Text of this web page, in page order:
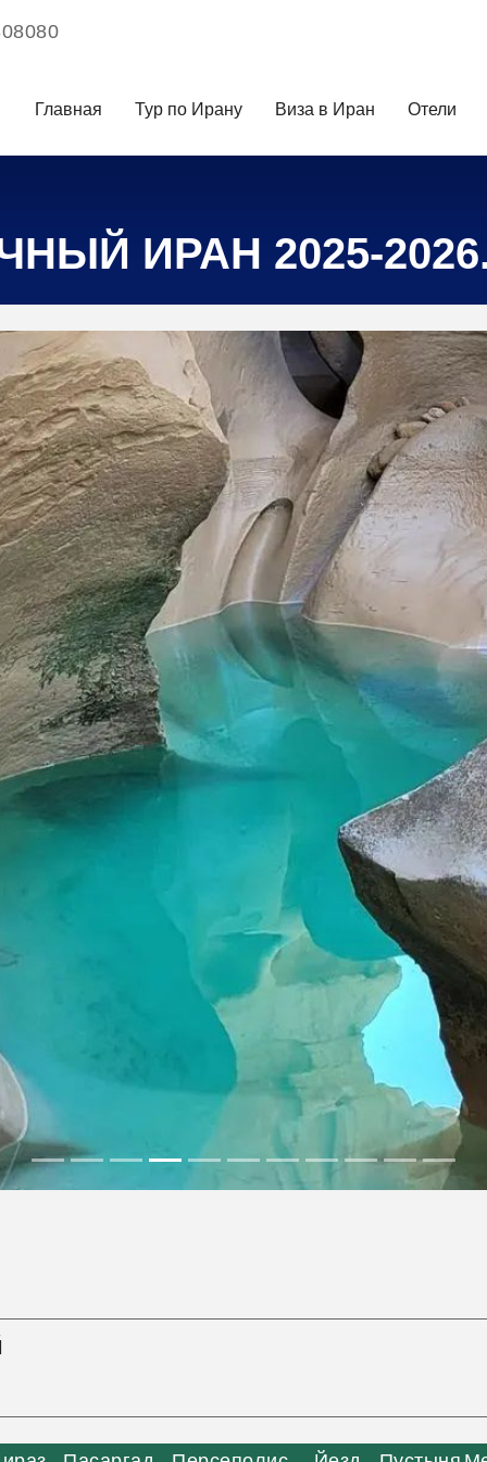
Главная Тур по Ирану Виза в Иран Отели
ИРАН 2025-